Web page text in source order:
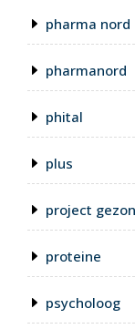
pharma nord
pharmanord
phital
plus
project
proteine
psycholoog